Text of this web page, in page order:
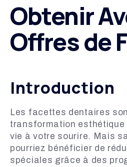
Obtenir
Offres de
Introduction
Les facettes dentaires
transformation esthétique
vie à votre sourire. Mais
pourriez bénéficier de
spéciales grâce à des